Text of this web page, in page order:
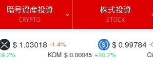
暗号資産投資
CRYPTO
株式投資
STOCK
$ 0.99784 -0.3%
-1.4%
C98 $ 0.01724
$ 0.00045 +20.2%